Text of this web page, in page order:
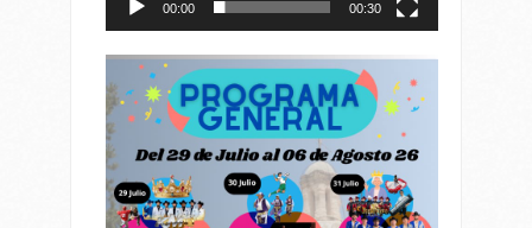
00:00 00:30